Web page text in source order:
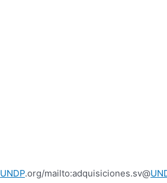
UNDP.org/mailto:adquisiciones.sv@